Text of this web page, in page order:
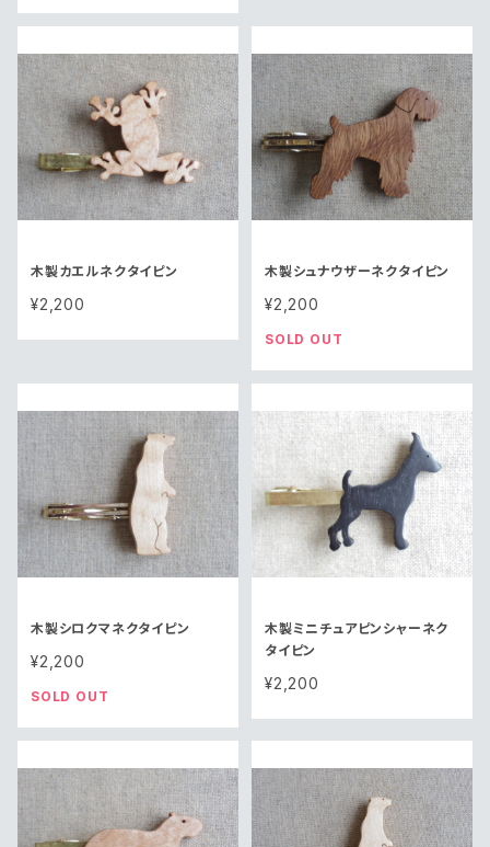
木製カエルネクタイピン
¥2,200
木製シュナウザーネクタイピン
¥2,200
SOLD OUT
木製シロクマネクタイピン
¥2,200
SOLD OUT
木製ミニチュアピンシャーネク
タイピン
¥2,200